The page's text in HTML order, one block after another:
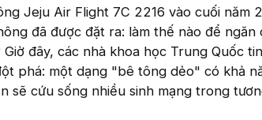
Jeju Air Flight 7C 2216 vào cuối năm
đã được đặt ra: làm thế nào để ngăn
đây, các nhà khoa học Trung Quốc
phá: một dạng "bê tông dẻo" có khả
sẽ cứu sống nhiều sinh mạng trong